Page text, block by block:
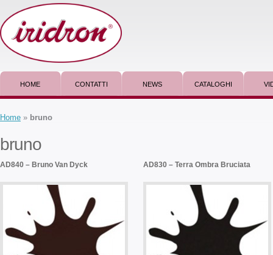
HOME CONTATTI NEWS CATALOGHI
Home » bruno
bruno
AD840 – Bruno Van Dyck AD830 – Terra Ombra Bruciata